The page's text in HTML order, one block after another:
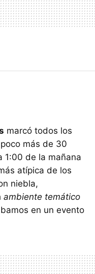
marcó todos los
más de 30
1:00 de la mañana
atípica de los
niebla,
ambiente temático
en un evento